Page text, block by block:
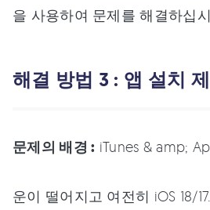
을 사용하여 문제를 해결하십시
해결 방법 3 : 앱 설치
문제의 배경 : iTunes & amp;
운이 떨어지고 여전히 iOS 18/